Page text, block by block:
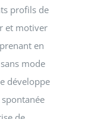
profils de
et motiver
en
mode
développe